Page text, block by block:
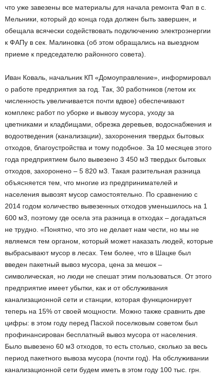
что уже завезены все материалы для начала ремонта Фап в с.
Мельники, который до конца года должен быть завершен, и
обещала всячески содействовать подключению электроэнергии
к ФАПу в сек. Малиновка (об этом обращались на выездном
приеме к председателю районного совета).
Иван Коваль, начальник КП «Домоуправление», информировал
о работе предприятия за год. Так, 30 работников (летом их
численность увеличивается почти вдвое) обеспечивают
комплекс работ по уборке и вывозу мусора, уходу за
цветниками и кладбищами, обрезка деревьев, водоснабжения и
водоотведения (канализации), захоронения твердых бытовых
отходов, благоустройства и тому подобное. За 10 месяцев этого
года предприятием было вывезено 3 450 м3 твердых бытовых
отходов, захоронено – 5 820 м3. Такая разительная разница
объясняется тем, что многие из предпринимателей и
населения вывозят мусор самостоятельно. По сравнению с
2014 годом количество вывезенных отходов уменьшилось на 1
600 м3, поэтому где осела эта разница в отходах – догадаться
не трудно. «Понятно, что это не делает нам чести, но мы не
являемся тем органом, который может наказать людей, которые
выбрасывают мусор в лесах. Тем более, что в Шацке был
введен пакетный вывоз мусора, цена за мешок –
символическая, но люди не спешат этим пользоваться. От этого
предприятие имеет убытки, как и от обслуживания
канализационной сети и станции, которая функционирует
теперь на 15% от своей мощности. Можно также сравнить две
цифры: в этом году перед Пасхой поселковым советом был
профинансирован бесплатный вывоз мусора от населения.
Было вывезено 60 м3 отходов, то есть столько, сколько за весь
период пакетного вывоза мусора (почти год). На обслуживании
канализационной сети будем иметь в этом году 100 тыс. грн.